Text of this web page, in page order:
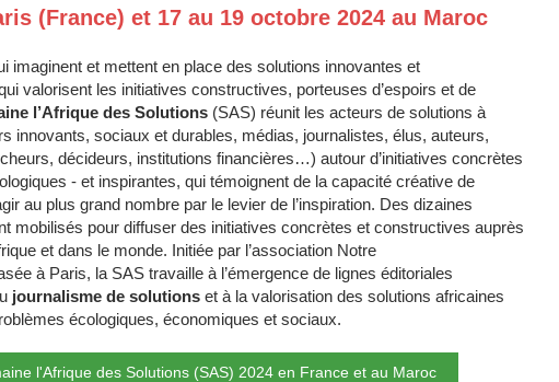
(France) et 17 au 19 octobre 2024 au Maroc
imaginent et mettent en place des solutions innovantes et
valorisent les initiatives constructives, porteuses d’espoirs et de
l’Afrique des Solutions (SAS) réunit les acteurs de solutions à
innovants, sociaux et durables, médias, journalistes, élus, auteurs,
décideurs, institutions financières…) autour d’initiatives concrètes
- et inspirantes, qui témoignent de la capacité créative de
au plus grand nombre par le levier de l’inspiration. Des dizaines
mobilisés pour diffuser des initiatives concrètes et constructives auprès
et dans le monde. Initiée par l’association Notre
à Paris, la SAS travaille à l’émergence de lignes éditoriales
journalisme de solutions et à la valorisation des solutions africaines
écologiques, économiques et sociaux.
l'Afrique des Solutions (SAS) 2024 en France et au Maroc